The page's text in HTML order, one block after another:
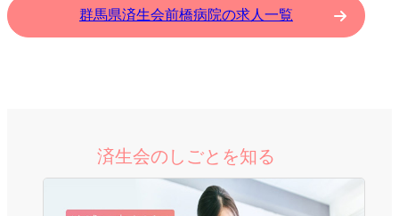
群馬県済生会前橋病院の求人一覧
済生会のしごとを知る